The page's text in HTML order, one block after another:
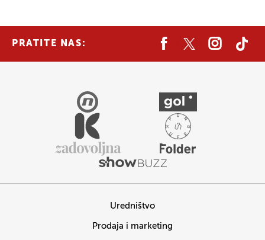
PRATITE NAS:
Uredništvo
Prodaja i marketing